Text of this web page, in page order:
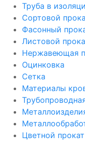
Труба в
Сортовой
Фасонный
Листовой
Нержавеющая
Оцинковка
Сетка
Материалы
Цветной прокат